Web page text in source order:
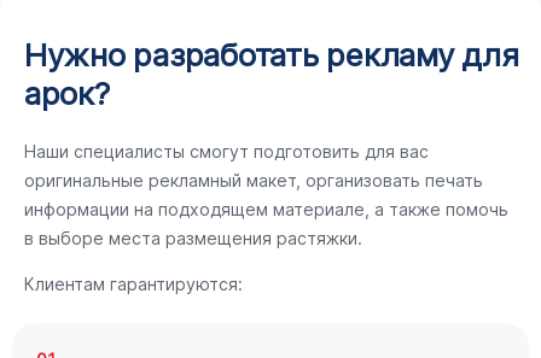
Нужно разработать рекламу для
арок?
Наши специалисты смогут подготовить для вас
оригинальные рекламный макет, организовать печать
информации на подходящем материале, а также помочь
в выборе места размещения растяжки.
Клиентам гарантируются: